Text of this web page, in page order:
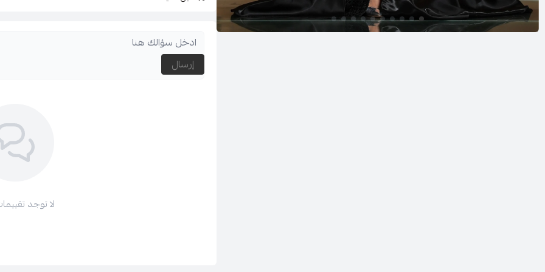
طول العارضة : 174سم
المقاس المعروض : 12
إرشادات الغسيل : يغسل ويكوى بالبخار بدرجة حراره
إرسال
لا توجد